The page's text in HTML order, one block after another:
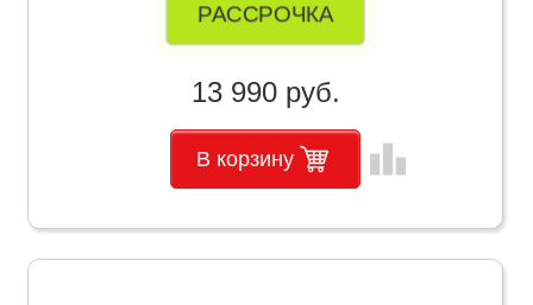
РАССРОЧКА
13 990 руб.
В корзину leaderboard